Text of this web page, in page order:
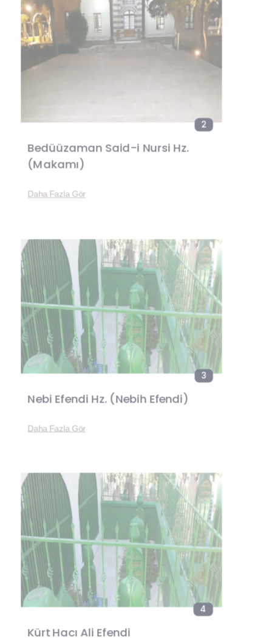
2
Bedüüzaman Said-i Nursi Hz.
(Makamı)
Daha Fazla Gör
3
Nebi Efendi Hz. (Nebih Efendi)
Daha Fazla Gör
4
Kürt Hacı Ali Efendi